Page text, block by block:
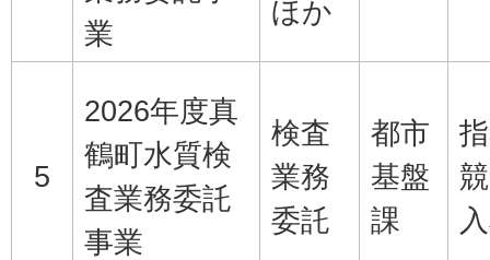
業
ほか
5
2026年度真
鶴町水質検
査業務委託
事業
検査
業務
委託
都市
基盤
課